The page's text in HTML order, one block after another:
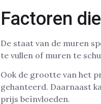
Factoren
De staat van de muren
te vullen of muren te
Ook de grootte van het
gehanteerd. Daarnaast
prijs beïnvloeden.